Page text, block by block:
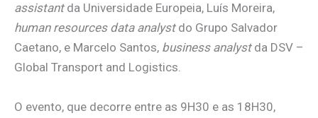
assistantda Universidade Europeia, Luís Moreira,
human resources data analystdo Grupo Salvador
Caetano, e Marcelo Santos, business analystda DSV –
Global Transport and Logistics.
O evento, que decorre entre as 9H30 e as 18H30,